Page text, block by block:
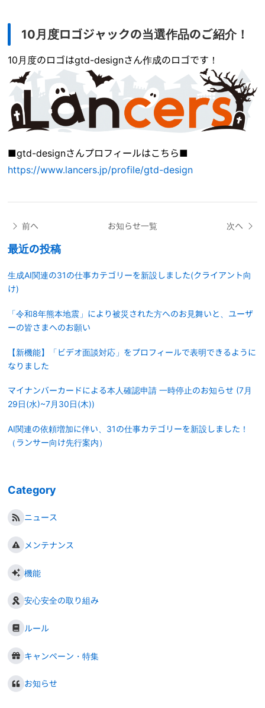
10月度ロゴジャックの当選作品のご紹介！
10月度のロゴはgtd-designさん作成のロゴです！
■gtd-designさんプロフィールはこちら■
https://www.lancers.jp/profile/gtd-design
前へ お知らせ一覧 次へ
最近の投稿
生成AI関連の31の仕事カテゴリーを新設しました(クライアント向
け)
「令和8年熊本地震」により被災された方へのお見舞いと、ユーザ
ーの皆さまへのお願い
【新機能】「ビデオ面談対応」をプロフィールで表明できるように
なりました
マイナンバーカードによる本人確認申請 一時停止のお知らせ (7月
29日(水)~7月30日(木))
AI関連の依頼増加に伴い、31の仕事カテゴリーを新設しました！
（ランサー向け先行案内）
Category
ニュース
メンテナンス
機能
安心安全の取り組み
ルール
キャンペーン・特集
お知らせ